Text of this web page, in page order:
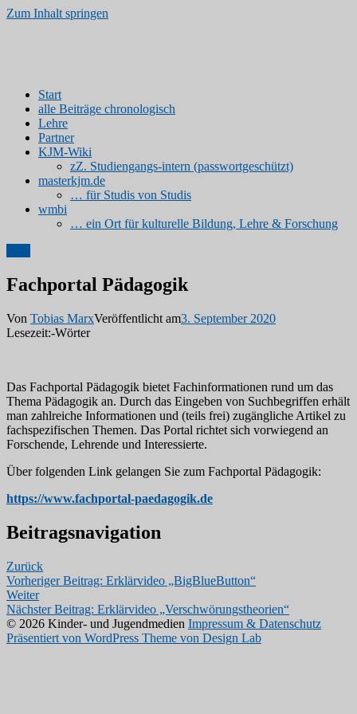
Zum Inhalt springen
Start
alle Beiträge chronologisch
Lehre
Partner
KJM-Wiki
zZ. Studiengangs-intern (passwortgeschützt)
masterkjm.de
… für Studis von Studis
wmbi
… ein Ort für kulturelle Bildung, Lehre & Forschung
Fachportal Pädagogik
Von Tobias MarxVeröffentlicht am3. September 2020
Lesezeit:-Wörter
Das Fachportal Pädagogik bietet Fachinformationen rund um das
Thema Pädagogik an. Durch das Eingeben von Suchbegriffen erhält
man zahlreiche Informationen und (teils frei) zugängliche Artikel zu
fachspezifischen Themen. Das Portal richtet sich vorwiegend an
Forschende, Lehrende und Interessierte.
Über folgenden Link gelangen Sie zum Fachportal Pädagogik:
https://www.fachportal-paedagogik.de
Beitragsnavigation
Zurück
Vorheriger Beitrag: Erklärvideo „BigBlueButton“
Weiter
Nächster Beitrag: Erklärvideo „Verschwörungstheorien“
© 2026 Kinder- und Jugendmedien Impressum & Datenschutz
Präsentiert von WordPress Theme von Design Lab